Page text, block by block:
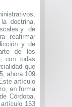
doctrina,
y de
reafirmar
y de
de los
con todas
que
ahora 109
artículo
en forma
Córdoba,
153